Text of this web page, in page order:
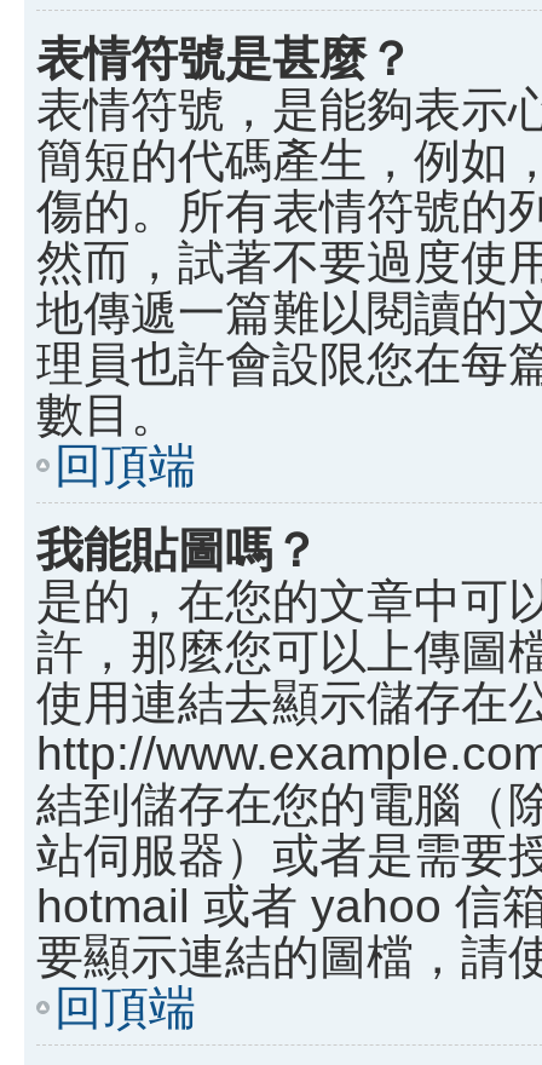
表情符號是甚麼？
表情符號，是能夠表示
簡短的代碼產生，例如
傷的。所有表情符號的
然而，試著不要過度使
地傳遞一篇難以閱讀的
理員也許會設限您在每
數目。
回頂端
我能貼圖嗎？
是的，在您的文章中可
許，那麼您可以上傳圖
使用連結去顯示儲存在
http://
結到儲存在您的電腦（
站伺服器）或者是需要
hotmail 或者 yahoo 信
要顯示連結的圖檔，請
回頂端